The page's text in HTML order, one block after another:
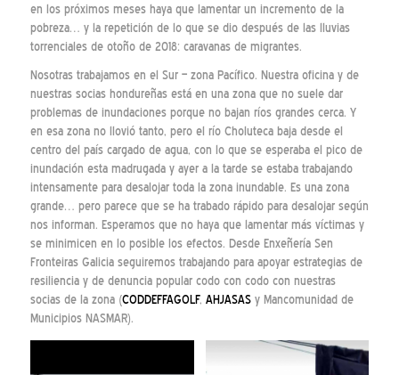
en los próximos meses haya que lamentar un incremento de la
pobreza… y la repetición de lo que se dio después de las lluvias
torrenciales de otoño de 2018: caravanas de migrantes.
Nosotras trabajamos en el Sur – zona Pacífico. Nuestra oficina y de
nuestras socias hondureñas está en una zona que no suele dar
problemas de inundaciones porque no bajan ríos grandes cerca. Y
en esa zona no llovió tanto, pero el río Choluteca baja desde el
centro del país cargado de agua, con lo que se esperaba el pico de
inundación esta madrugada y ayer a la tarde se estaba trabajando
intensamente para desalojar toda la zona inundable. Es una zona
grande… pero parece que se ha trabado rápido para desalojar según
nos informan. Esperamos que no haya que lamentar más víctimas y
se minimicen en lo posible los efectos. Desde Enxeñería Sen
Fronteiras Galicia seguiremos trabajando para apoyar estrategias de
resiliencia y de denuncia popular codo con codo con nuestras
socias de la zona (CODDEFFAGOLF, AHJASASy Mancomunidad de
Municipios NASMAR).